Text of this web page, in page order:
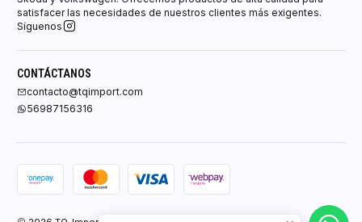
satisfacer las necesidades de nuestros clientes más exigentes.
Síguenos
CONTÁCTANOS
contacto@tqimport.com
56987156316